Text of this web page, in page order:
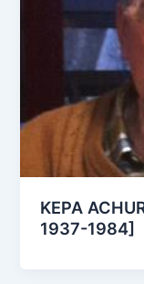
KEPA
1937-1984]